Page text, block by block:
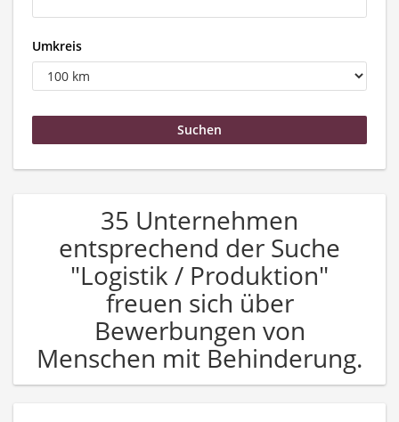
Umkreis
35 Unternehmen
entsprechend der Suche
"Logistik / Produktion"
freuen sich über
Bewerbungen von
Menschen mit Behinderung.